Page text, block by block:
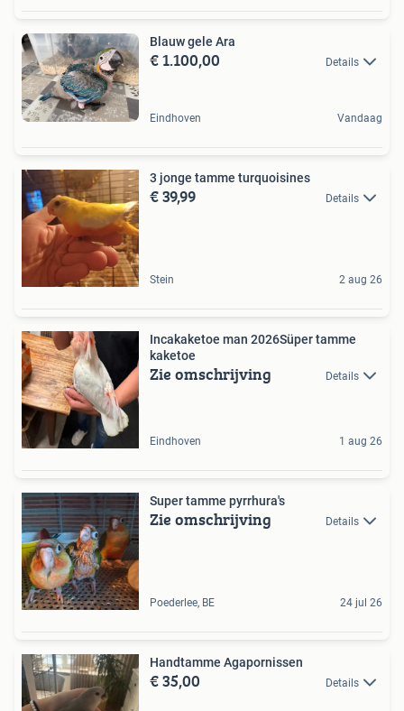
Blauw gele Ara
€ 1.100,00 Details
Eindhoven Vandaag
3 jonge tamme turquoisines
€ 39,99 Details
Stein 2 aug 26
Incakaketoe man 2026Süper tamme
kaketoe
Zie omschrijving Details
Eindhoven 1 aug 26
Super tamme pyrrhura's
Zie omschrijving Details
Poederlee, BE 24 jul 26
Handtamme Agapornissen
€ 35,00 Details